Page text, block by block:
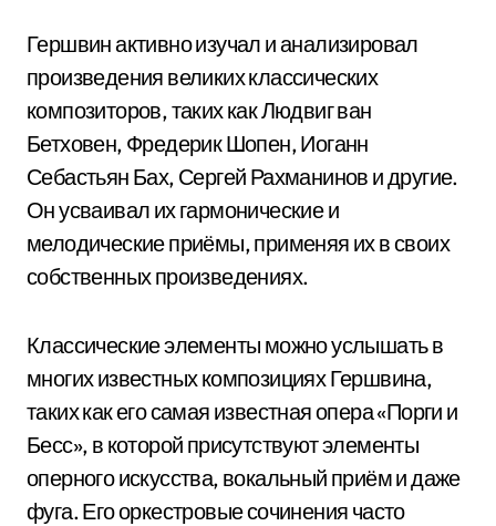
Гершвин активно изучал и анализировал
произведения великих классических
композиторов, таких как Людвиг ван
Бетховен, Фредерик Шопен, Иоганн
Себастьян Бах, Сергей Рахманинов и другие.
Он усваивал их гармонические и
мелодические приёмы, применяя их в своих
собственных произведениях.
Классические элементы можно услышать в
многих известных композициях Гершвина,
таких как его самая известная опера «Порги и
Бесс», в которой присутствуют элементы
оперного искусства, вокальный приём и даже
фуга. Его оркестровые сочинения часто